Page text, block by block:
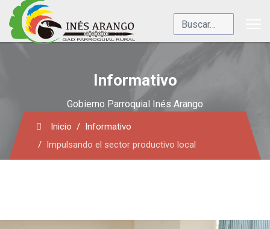
Buscar
Informativo
Gobierno Parroquial Inés Arango
Inicio
Informativo
Impulsando el sector productivo local